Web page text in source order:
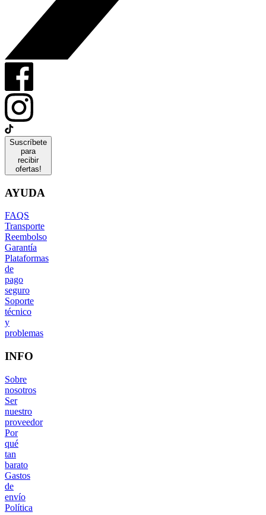
Suscríbete
para
recibir
ofertas!
AYUDA
FAQS
Transporte
Reembolso
Garantía
Plataformas
de
pago
seguro
Soporte
técnico
y
problemas
INFO
Sobre
nosotros
Ser
nuestro
proveedor
Por
qué
tan
barato
Gastos
de
envío
Política